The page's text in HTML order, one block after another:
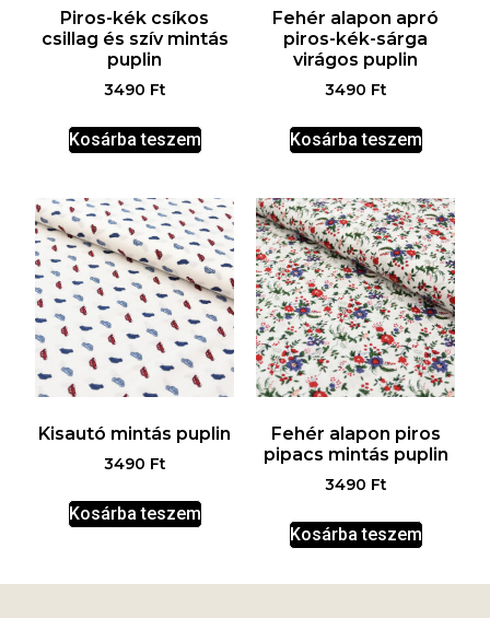
Piros-kék csíkos
csillag és szív mintás
puplin
3490 Ft
Kosárba teszem
Fehér alapon apró
piros-kék-sárga
virágos puplin
3490 Ft
Kosárba teszem
Kisautó mintás puplin
3490 Ft
Kosárba teszem
Fehér alapon piros
pipacs mintás puplin
3490 Ft
Kosárba teszem